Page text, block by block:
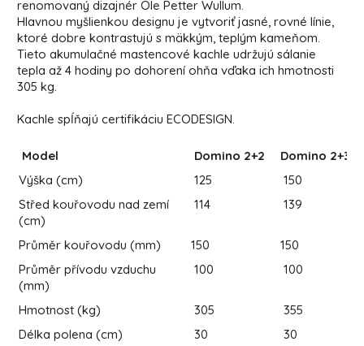
renomovaný dizajnér Ole Petter Wullum.
Hlavnou myšlienkou designu je vytvoriť jasné, rovné línie,
ktoré dobre kontrastujú s mäkkým, teplým kameňom.
Tieto akumulačné mastencové kachle udržujú sálanie
tepla až 4 hodiny po dohorení ohňa vďaka ich hmotnosti
305 kg.
Kachle spĺňajú certifikáciu ECODESIGN.
Model Domino 2+2
Domino 2+3
Výška (cm)
125
150
Střed kouřovodu nad zemí
(cm)
114 139
Průměr kouřovodu (mm) 150
150
Průměr přívodu vzduchu
(mm)
100 100
Hmotnost (kg) 305
355
Délka polena (cm)
30
30